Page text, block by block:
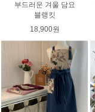
부드러운 겨울 담요
블랭킷
18,900원